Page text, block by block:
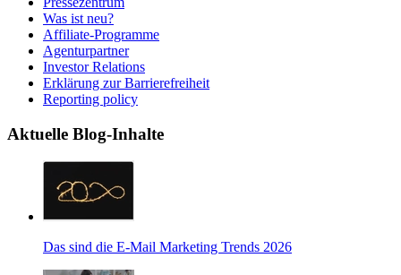
Was ist neu?
Affiliate-Programme
Agenturpartner
Investor Relations
Erklärung zur Barrierefreiheit
Reporting policy
Aktuelle Blog-Inhalte
Das sind die E-Mail Marketing Trends 2026